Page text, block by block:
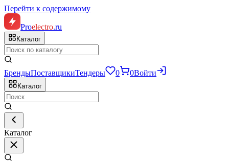
Перейти к содержимому
Proelectro.ru
Каталог
БрендыПоставщикиТендеры 0 0Войти
Каталог
Каталог